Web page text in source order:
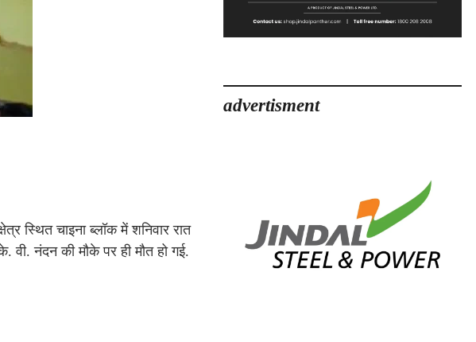
स्थित चाइना ब्लॉक में शनिवार रात
नंदन की मौके पर ही मौत हो गई.
advertisment